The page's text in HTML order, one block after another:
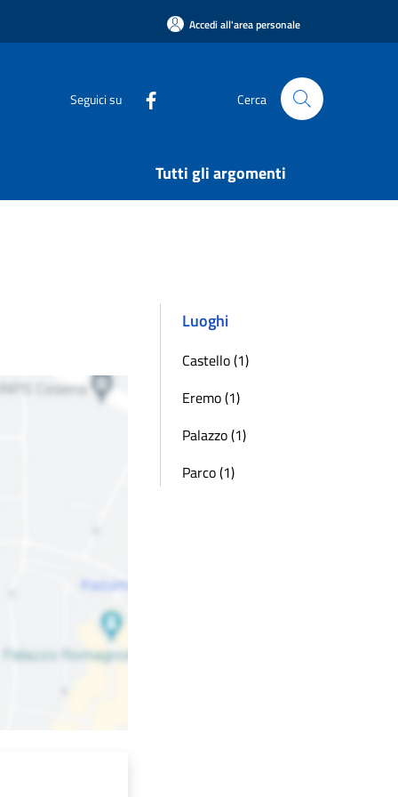
Accedi all'area personale
Seguici su Cerca
Tutti gli argomenti
Luoghi
Castello (1)
Eremo (1)
Palazzo (1)
Parco (1)